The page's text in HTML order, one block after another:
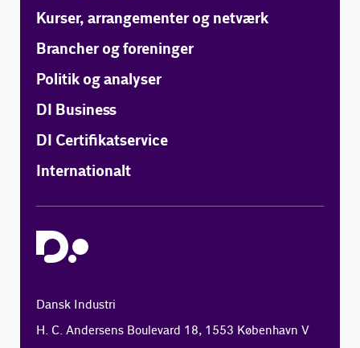
Kurser, arrangementer og netværk
Brancher og foreninger
Politik og analyser
DI Business
DI Certifikatservice
Internationalt
Dansk Industri
H. C. Andersens Boulevard 18, 1553 København V